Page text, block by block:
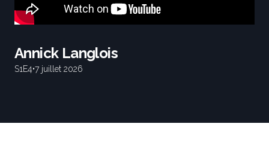
Annick Langlois
S1 E4•7 juillet 2026